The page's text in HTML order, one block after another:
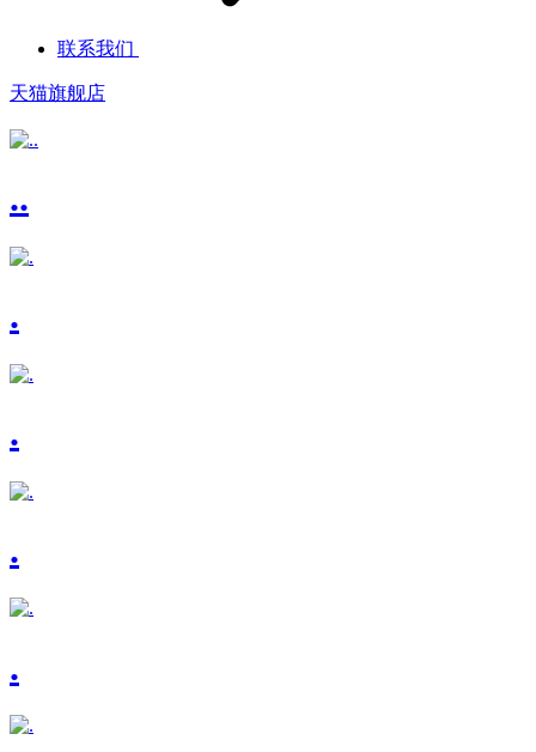
联系我们
天猫旗舰店
..
.
.
.
.